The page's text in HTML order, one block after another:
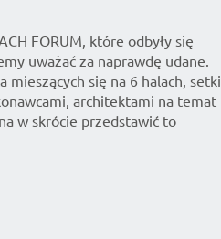
FORUM, które odbyły się
uważać za naprawdę udane.
mieszących się na 6 halach, setki
architektami na temat
w skrócie przedstawić to